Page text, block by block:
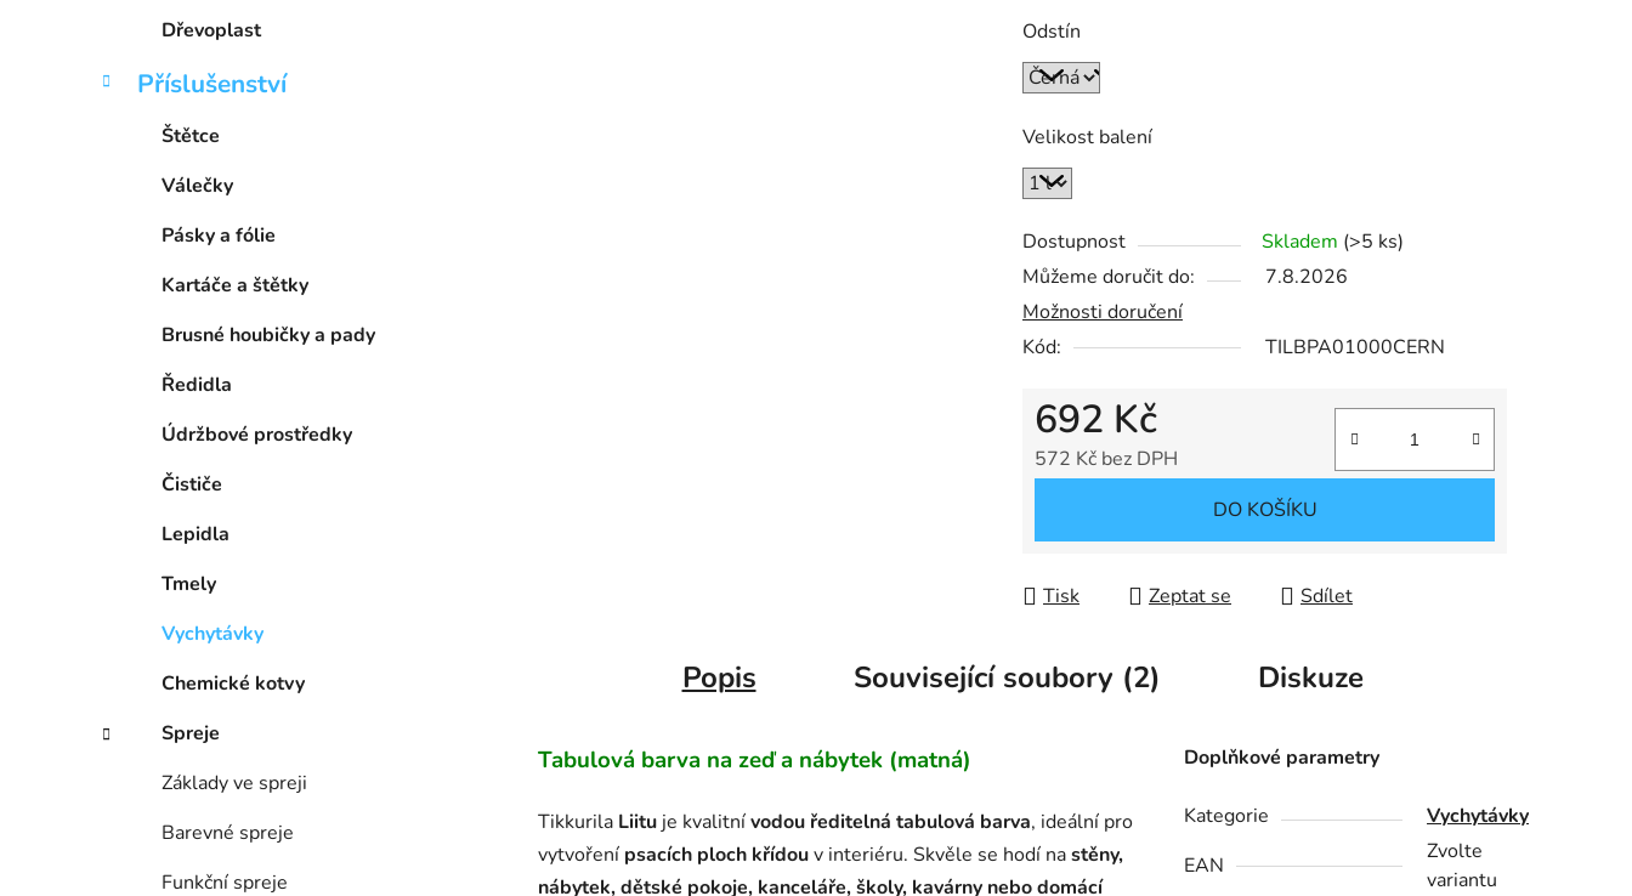
Dřevoplast
Příslušenství
Štětce
Válečky
Pásky a fólie
Kartáče a štětky
Brusné houbičky a pady
Ředidla
Údržbové prostředky
Čističe
Lepidla
Tmely
Vychytávky
Chemické kotvy
Spreje
Základy ve spreji
Barevné spreje
Funkční spreje
Odstín
Velikost balení
Dostupnost Skladem (>5 ks)
Můžeme doručit do:
7.8.2026
Možnosti doručení
Kód:
TILBPA01000CERN
692 Kč
572 Kč bez DPH
DO KOŠÍKU
Tisk Zeptat se Sdílet
Popis Související soubory (2) Diskuze
Tabulová barva na zeď a nábytek (matná)
Tikkurila Liitu je kvalitnívodou ředitelná tabulová barva, ideální pro
vytvoření psacích ploch křídouv interiéru. Skvěle se hodí nastěny,
nábytek, dětské pokoje, kanceláře, školy, kavárny nebo domácí
Doplňkové parametry
Kategorie
Vychytávky
EAN
Zvolte
variantu